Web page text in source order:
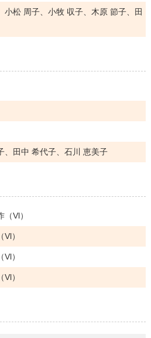
小松 周子、小牧 収子、木原 節子、田
、田中 希代子、石川 恵美子
Vl）
）
）
）